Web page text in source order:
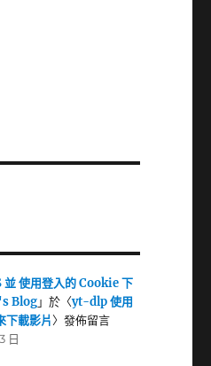
使用登入的 Cookie 下
Blog」於〈yt-dlp 使用
下載影片〉發佈留言
日